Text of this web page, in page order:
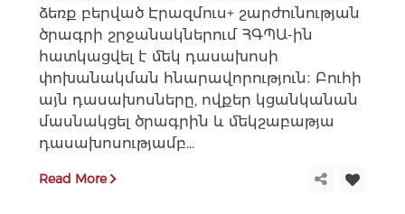
ձեռք բերված Էրազմուս+ շարժունության
ծրագրի շրջանակներում ՀԳՊԱ-ին
հատկացվել է մեկ դասախոսի
փոխանակման հնարավորություն։ Բուհի
այն դասախոսները, ովքեր կցանկանան
մասնակցել ծրագրին և մեկշաբաթյա
դասախոսությամբ...
Read More